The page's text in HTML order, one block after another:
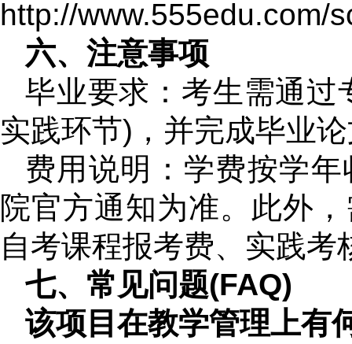
http://www.555edu.com/
六、注意事项
毕业要求：考生需通过
实践环节)，并完成毕业
费用说明：学费按学
院官方通知为准。此外
自考课程报考费、实践考
七、常见问题(FAQ)
该项目在教学管理上有